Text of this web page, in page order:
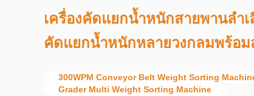
เครื่องคัดแยกน้ำหนักสายพานลำเ
คัดแยกน้ำหนักหลายวงกลมพร้อม
300WPM Conveyor Belt Weight Sorting
Grader Multi Weight Sorting Machine